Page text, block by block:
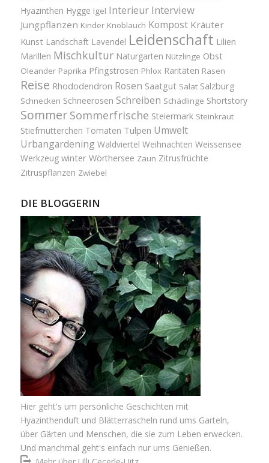
Hyazinthen Hygge Igel Interieur Interview
Jungpflanzen Kinder Knoblauch Kompost Kräuter
Kunst Landschaft Lavendel Leidenschaft Lilien
Marillen Mischkultur Naturgarten Nützlinge Obst
Oleander Paprika Pfingstrosen Phlox Raritäten Rasen
Reise Rhododendron Rosen Saatgut Salat Salzburg
Schnecken Schneerosen Schreiben Schädlinge Shortstory
Sommer Sommerfrische Steiermark Steinkraut
Stiefmütterchen Tomaten Tulpen Umwelt
Urbangardening Waldviertel Weihnachten Weissensee
Werkzeug winter Wörthersee Zaun Zitrusfrüchte
Zitruspflanzen Zwiebel
DIE BLOGGERIN
Hier geht's um persönliche Geschichten mit
Hyazinthenduft und Blätterrascheln rund ums Garteln,
über Gärten und Menschen, die sie zum Leben erwecken.
Und manchmal geht's einfach nur ums Genießen.